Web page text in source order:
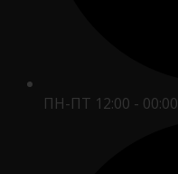
ПН-ПТ 12:00 - 00:00